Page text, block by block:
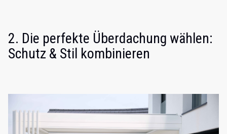
2. Die perfekte Überdachung wählen:
Schutz & Stil kombinieren